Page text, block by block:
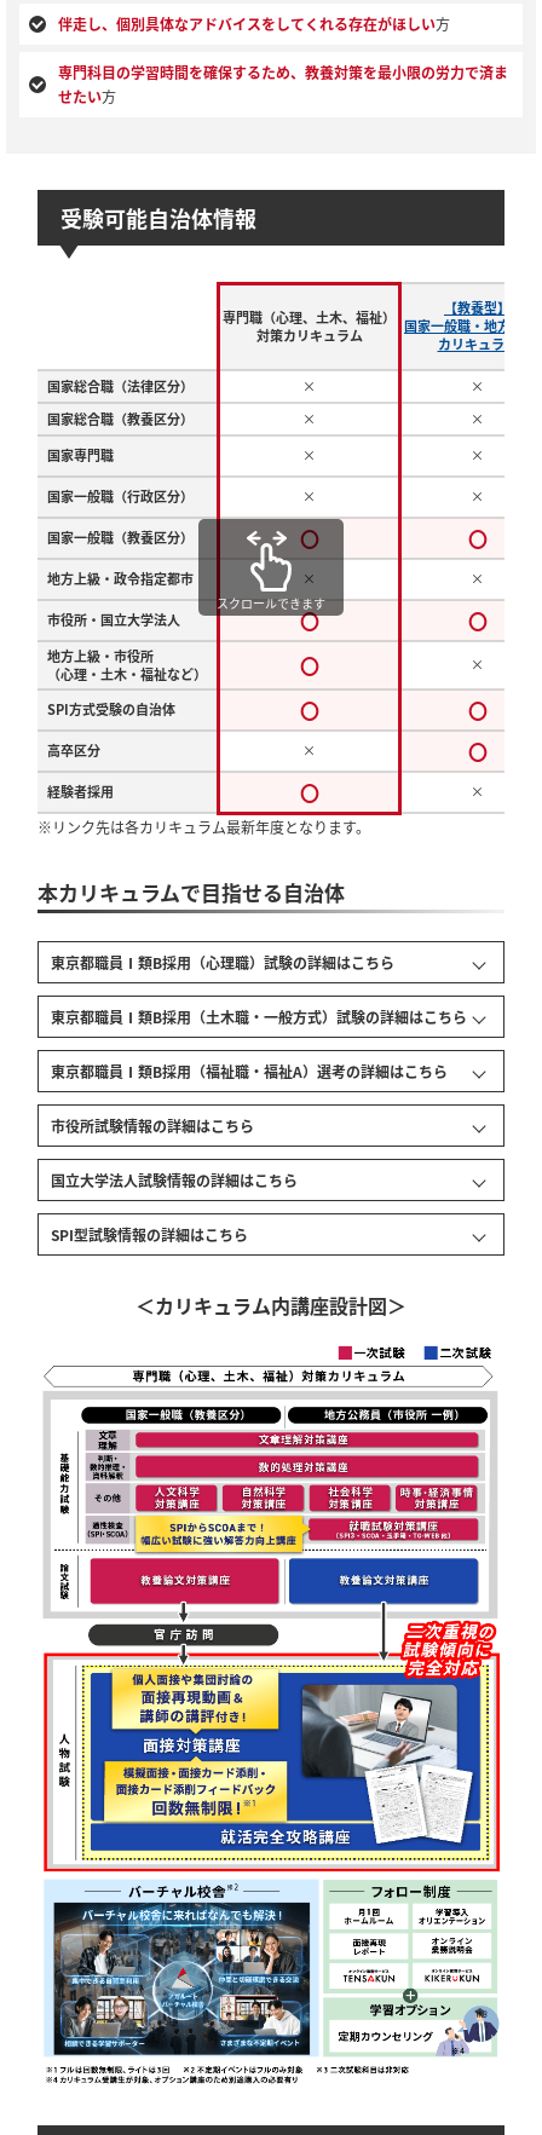
伴走し、個別具体なアドバイスをしてくれる存在がほしい方
専門科目の学習時間を確保するため、教養対策を最小限の労力で済ま
せたい方
受験可能自治体情報
専門職（心理、土木、福祉）
対策カリキュラム
【教養型】
国家一般職・地方公務
カリキュラム
国家総合職（法律区分） ×
×
国家総合職（教養区分）
×
×
国家専門職
× ×
国家一般職（行政区分） × ×
国家一般職（教養区分） 〇 〇
地方上級・政令指定都市 × ×
市役所・国立大学法人 〇 〇
地方上級・市役所
（心理・土木・福祉など）
〇 ×
SPI方式受験の自治体 〇 〇
高卒区分 × 〇
経験者採用 〇 ×
スクロールできます
※リンク先は各カリキュラム最新年度となります。
本カリキュラムで目指せる自治体
東京都職員Ⅰ類B採用（心理職） 試験の詳細はこちら
東京都職員Ⅰ類B採用（土木職・一般方式） 試験の詳細はこちら
東京都職員Ⅰ類B採用（福祉職・福祉A）選考の詳細はこちら
市役所試験情報の詳細はこちら
国立大学法人試験情報の詳細はこちら
SPI型試験情報の詳細はこちら
＜カリキュラム内講座設計図＞